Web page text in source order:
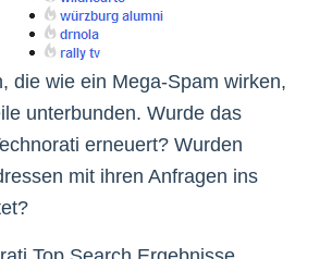
die wie ein Mega-Spam wirken,
unterbunden. Wurde das
erneuert? Wurden
mit ihren Anfragen ins